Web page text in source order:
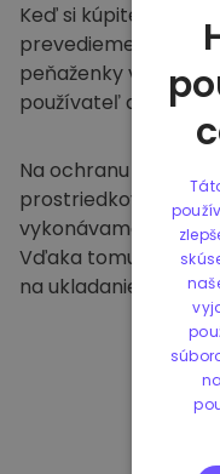
Keď si kúpite na
prevedieme do
peňaženky v rámci
používateľ dostane
Na ochranu našich
prostriedkov
vykonávame
Vďaka tomuto
na ukladanie a